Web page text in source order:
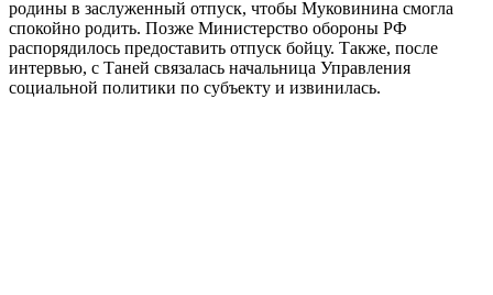
родины в заслуженный отпуск, чтобы Муковинина смогла
спокойно родить. Позже Министерство обороны РФ
распорядилось предоставить отпуск бойцу. Также, после
интервью, с Таней связалась начальница Управления
социальной политики по субъекту и извинилась.